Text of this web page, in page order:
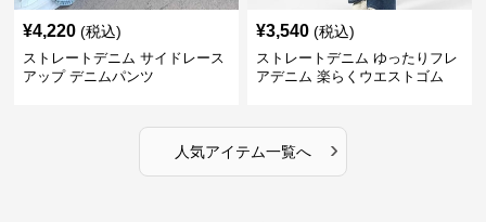
¥4,220 (税込)
ストレートデニム サイドレース
アップ デニムパンツ
¥3,540 (税込)
ストレートデニム ゆったりフレ
アデニム 楽らくウエストゴム
人気アイテム一覧へ ›